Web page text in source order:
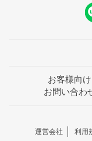
お客様向け
お問い合わ
運営会社 利用